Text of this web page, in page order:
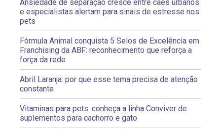
Ansiedade de separação cresce entre cães urbanos
e especialistas alertam para sinais de estresse nos
pets
Fórmula Animal conquista 5 Selos de Excelência em
Franchising da ABF: reconhecimento que reforça a
força da rede
Abril Laranja: por que esse tema precisa de atenção
constante
Vitaminas para pets: conheça a linha Conviver de
suplementos para cachorro e gato